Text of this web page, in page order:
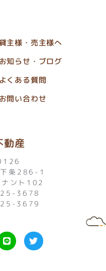
動産
下条286-1
ナント102
3678
3679
L
i
n
T
w
i
主様・売主様へ
お知らせ・ブログ
よくある質問
お問い合わせ